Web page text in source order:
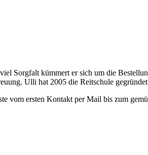
Sorgfalt kümmert er sich um die
Ulli hat 2005 die Reitschule
vom ersten Kontakt per Mail bis zum